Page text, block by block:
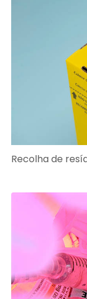
Recolha de